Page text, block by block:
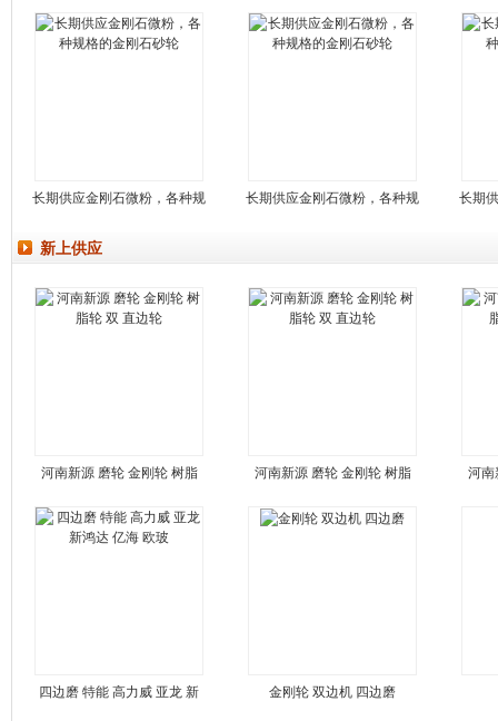
长期供应金刚石微粉，各种规 长期供应金刚石微粉，各种规 长期
新上供应
河南新源 磨轮 金刚轮 树脂 河南新源 磨轮 金刚轮 树脂 河南
四边磨 特能 高力威 亚龙 新 金刚轮 双边机 四边磨